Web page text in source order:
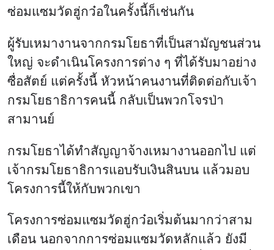
ซ่อมแซมวัดฮู่กว๋อในครั้งนี้ก็เช่นกัน
ผู้รับเหมางานจากกรมโยธาที่เป็นสามัญชนส่วน
ใหญ่ จะดำเนินโครงการต่าง ๆ ที่ได้รับมาอย่าง
ซื่อสัตย์ แต่ครั้งนี้ หัวหน้าคนงานที่ติดต่อกับเจ้า
กรมโยธาธิการคนนี้ กลับเป็นพวกโจรป่า
สามานย์
กรมโยธาได้ทำสัญญาจ้างเหมางานออกไป แต่
เจ้ากรมโยธาธิการแอบรับเงินสินบน แล้วมอบ
โครงการนี้ให้กับพวกเขา
โครงการซ่อมแซมวัดฮู่กว๋อเริ่มต้นมากว่าสาม
เดือน นอกจากการซ่อมแซมวัดหลักแล้ว ยังมี